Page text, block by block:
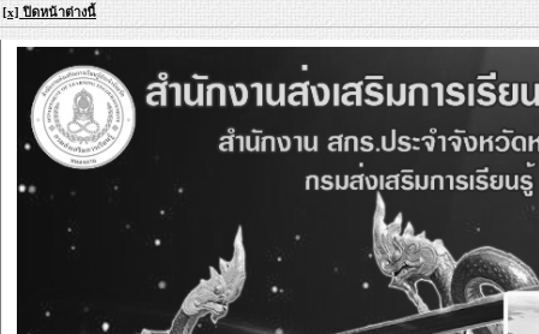
[x] ปิดหน้าต่างนี้